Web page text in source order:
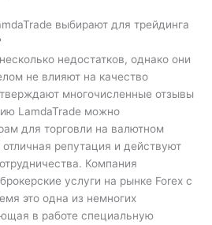
выбирают для трейдинга
недостатков, однако они
не влияют на качество
многочисленные отзывы
LamdaTrade можно
для торговли на валютном
репутация и действуют
Компания
услуги на рынке Forex с
это одна из немногих
в работе специальную